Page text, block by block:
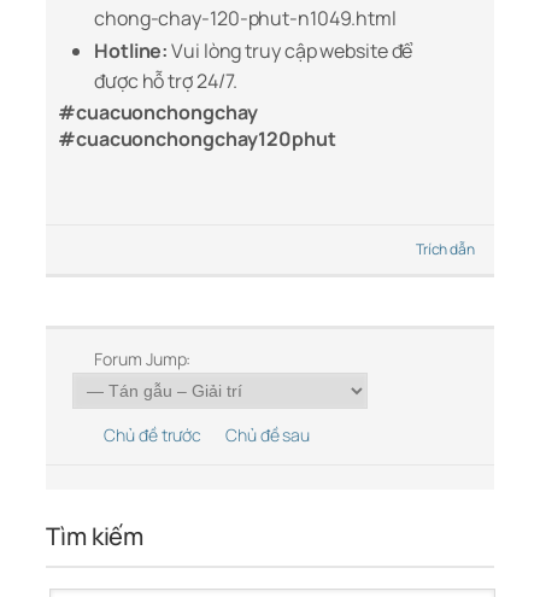
chong-chay-120-phut-n1049.html
Hotline:Vui lòng truy cập website để
được hỗ trợ 24/7.
#cuacuonchongchay
#cuacuonchongchay120phut
Trích dẫn
Forum Jump:
Chủ đề trước Chủ đề sau
Tìm kiếm